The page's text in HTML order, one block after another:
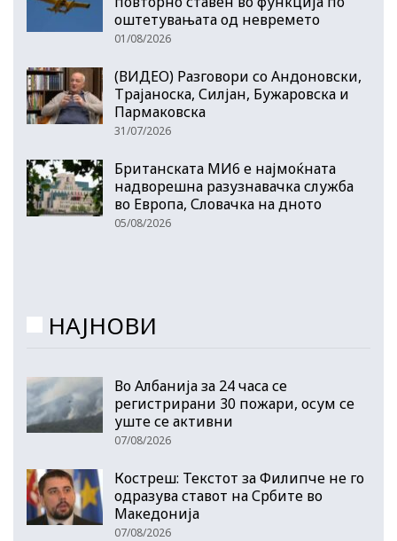
оштетувањата од невремето
01/08/2026
(ВИДЕО) Разговори со Андоновски,
Трајаноска, Силјан, Бужаровска и
Пармаковска
31/07/2026
Британската МИ6 е најмоќната
надворешна разузнавачка служба
во Европа, Словачка на дното
05/08/2026
НАЈНОВИ
Во Албанија за 24 часа се
регистрирани 30 пожари, осум се
уште се активни
07/08/2026
Костреш: Текстот за Филипче не го
одразува ставот на Србите во
Македонија
07/08/2026